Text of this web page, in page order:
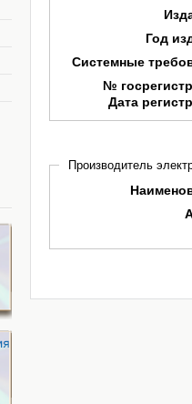
Год
Системные
№
Дата
Производитель